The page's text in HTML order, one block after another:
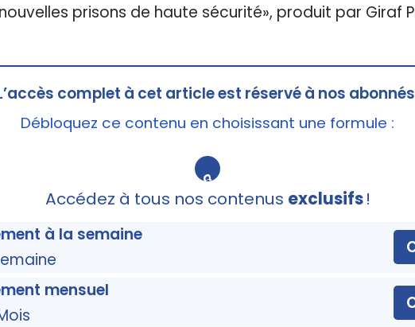
prisons de haute sécurité», produit par Giraf
complet à cet article est réservé à nos
Débloquez ce contenu en choisissant une formule :
🔒
Accédez à tous nos contenus exclusifs!
à la semaine
mensuel